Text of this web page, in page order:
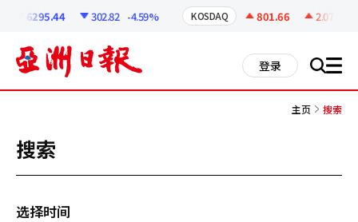
6295.44 302.82 -4.59% KOSDAQ 801.66 2.07
登录 搜 all
主页 搜索
搜索
选择时间